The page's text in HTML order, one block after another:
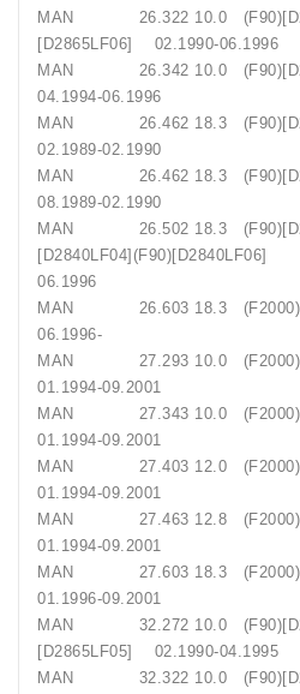
MAN 26.322 10.0
[D2865LF06] 02.1990-
MAN 26.342 10.0
04.1994-06.1996
MAN 26.462 18.3
02.1989-02.1990
MAN 26.462 18.3
08.1989-02.1990
MAN 26.502 18.3
06.1996
MAN 26.603 18.3
06.1996-
MAN 27.293 10.0
01.1994-09.2001
MAN 27.343 10.0
01.1994-09.2001
MAN 27.403 12.0
01.1994-09.2001
MAN 27.463 12.8
01.1994-09.2001
MAN 27.603 18.3
01.1996-09.2001
MAN 32.272 10.0
[D2865LF05] 02.1990-
MAN 32.322 10.0